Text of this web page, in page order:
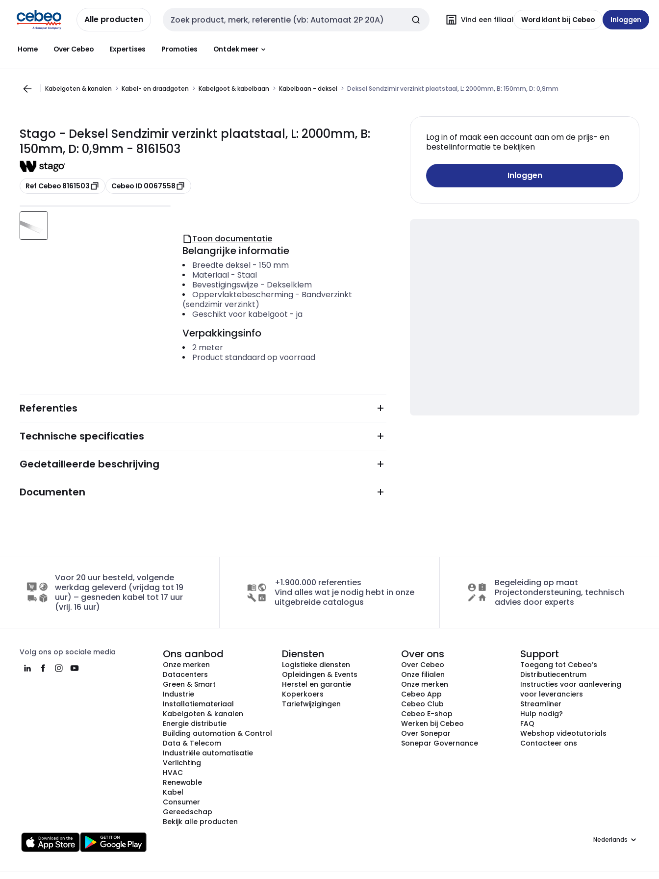
naar
navigatie
naar
inhoud
Alle producten Zoekveld invoer Vind een filiaal Word klant bij Cebeo Inloggen
Home Over Cebeo Expertises Promoties Ontdek meer
Kabelgoten & kanalen Kabel- en draadgoten Kabelgoot & kabelbaan Kabelbaan - deksel Deksel Sendzimir verzinkt plaatstaal, L: 2000mm, B: 150mm, D: 0,9mm
Stago - Deksel Sendzimir verzinkt plaatstaal, L: 2000mm, B:
150mm, D: 0,9mm - 8161503
Kopiëren
Ref Cebeo 8161503 Kopiëren
Cebeo ID 0067558
Log in of maak een account aan om de prijs- en
bestelinformatie te bekijken
Inloggen
Toon documentatie
Belangrijke informatie
Breedte deksel- 150 mm
Materiaal- Staal
Bevestigingswijze - Dekselklem
Oppervlaktebescherming- Bandverzinkt
(sendzimir verzinkt)
Geschikt voor kabelgoot - ja
Verpakkingsinfo
2 meter
Product standaard op voorraad
Referenties
Technische specificaties
Gedetailleerde beschrijving
Documenten
Voor 20 uur besteld, volgende
werkdag geleverd (vrijdag tot 19
uur) – gesneden kabel tot 17 uur
(vrij. 16 uur)
+1.900.000 referenties
Vind alles wat je nodig hebt in onze
uitgebreide catalogus
Begeleiding op maat
Projectondersteuning, technisch
advies door experts
Volg ons op sociale media Ons aanbod
Onze merken
Datacenters
Green & Smart
Industrie
Installatiemateriaal
Kabelgoten & kanalen
Energie distributie
Building automation & Control
Data & Telecom
Industriële automatisatie
Verlichting
HVAC
Renewable
Kabel
Consumer
Gereedschap
Bekijk alle producten
Diensten
Logistieke diensten
Opleidingen & Events
Herstel en garantie
Koperkoers
Tariefwijzigingen
Over ons
Over Cebeo
Onze filialen
Onze merken
Cebeo App
Cebeo Club
Cebeo E-shop
Werken bij Cebeo
Over Sonepar
Sonepar Governance
Support
Toegang tot Cebeo’s
Distributiecentrum
Instructies voor aanlevering
voor leveranciers
Streamliner
Hulp nodig?
FAQ
Webshop videotutorials
Contacteer ons
Taal